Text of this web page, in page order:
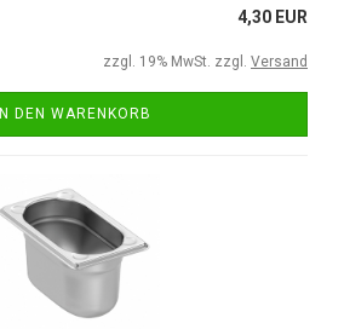
4,30 EUR
zzgl. 19% MwSt. zzgl. Versand
IN DEN WARENKORB